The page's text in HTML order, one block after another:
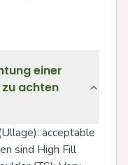
einer
achten
acceptable
sind High Fill